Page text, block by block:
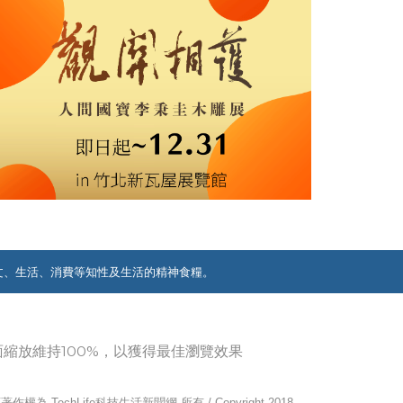
生活、消費等知性及生活的精神食糧。
放維持100%，以獲得最佳瀏覽效果